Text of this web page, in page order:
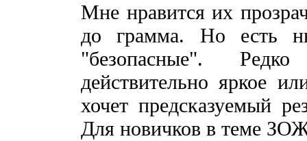
Мне нравится их
до грамма. Но есть
"безопасные".
действительно яркое
хочет предсказуемый
Для новичков в теме